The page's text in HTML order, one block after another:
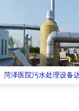
菏泽医院污水处理设备